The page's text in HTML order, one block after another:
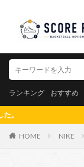
ランキング おすすめ
HOME NIKE